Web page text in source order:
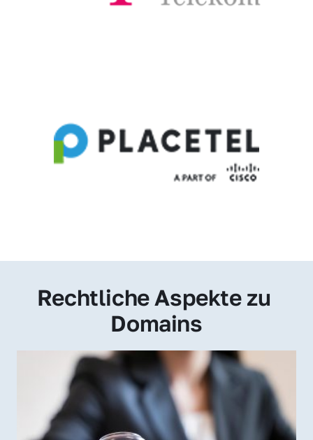
Rechtliche Aspekte zu
Domains